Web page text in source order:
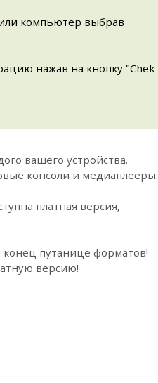
компьютер выбрав
нажав на кнопку "Chek
вашего устройства.
консоли и медиаплееры.
платная версия,
путанице форматов!
версию!